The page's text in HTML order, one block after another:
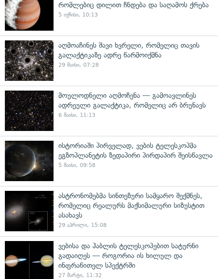
რომლებიც დილით ჩნდება და საღამოს ქრება
5 ივნისი, 10:13
აღმოაჩინეს შავი ხვრელი, რომელიც თავის
გალაქტიკაზე ადრე წარმოიქმნა
29 მაისი, 07:28
მოულოდნელი აღმოჩენა — გამოავლინეს
ადრეული გალაქტიკა, რომელიც არ ბრუნავს
6 მაისი, 11:13
ისტორიაში პირველად, ვების ტელესკოპმა
ეგზოპლანეტის ზედაპირი პირდაპირ შეისწავლა
5 მაისი, 09:58
ასტრონომებმა სინთეზური სამყარო შექმნეს,
რომელიც რეალურს მაქსიმალური სიზუსტით
ასახავს
29 აპრილი, 15:08
ვებისა და ჰაბლის ტელესკოპებით სატურნი
გადაიღეს — როგორია ის ხილულ და
ინფრაწითელ სპექტრში
27 მარტი, 11:32